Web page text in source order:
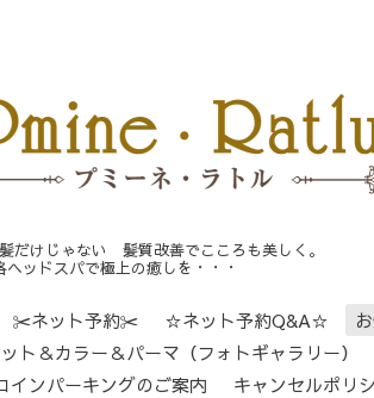
だけじゃない 髪質改善でこころも美しく。
ヘッドスパで極上の癒しを・・・
✂ネット予約✂ ☆ネット予約Q&A☆
ト＆カラー＆パーマ（フォトギャラリー）
インパーキングのご案内
キャンセルポリ